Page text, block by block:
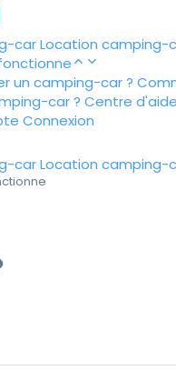
carLocation camping-
un camping-car ?
car ? Centre d'aide
Connexion
carLocation camping-